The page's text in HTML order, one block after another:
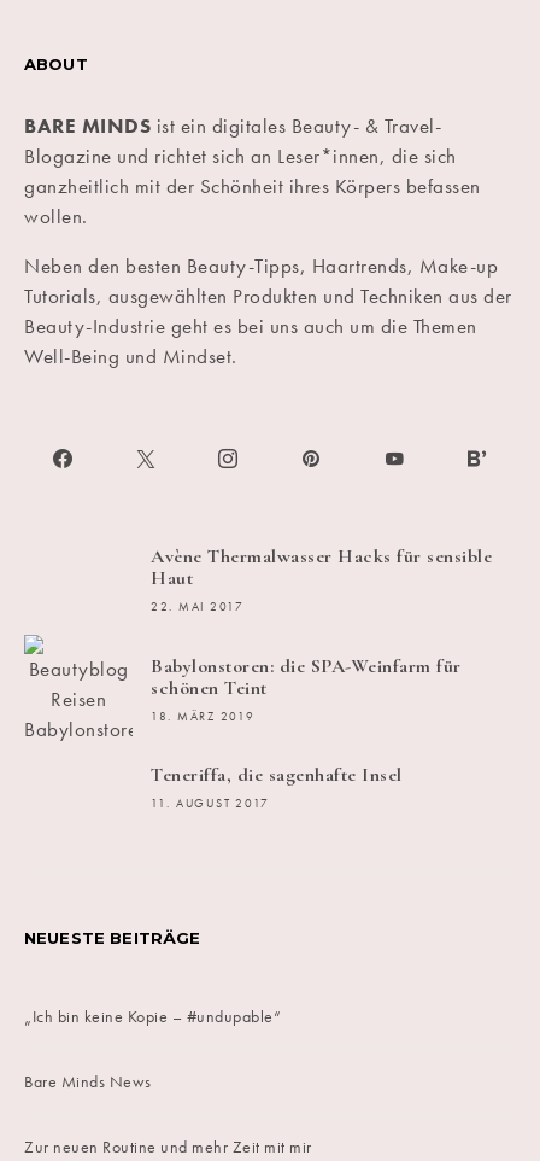
ABOUT
BARE MINDS ist ein digitales Beauty- & Travel-
Blogazine und richtet sich an Leser*innen, die sich
ganzheitlich mit der Schönheit ihres Körpers befassen
wollen.
Neben den besten Beauty-Tipps, Haartrends, Make-up
Tutorials, ausgewählten Produkten und Techniken aus der
Beauty-Industrie geht es bei uns auch um die Themen
Well-Being und Mindset.
Avène Thermalwasser Hacks für sensible
Haut
22. MAI 2017
Babylonstoren: die SPA-Weinfarm für
schönen Teint
18. MÄRZ 2019
Teneriffa, die sagenhafte Insel
11. AUGUST 2017
NEUESTE BEITRÄGE
„Ich bin keine Kopie – #undupable“
Bare Minds News
Zur neuen Routine und mehr Zeit mit mir